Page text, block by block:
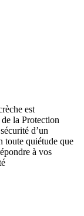
est
la Protection
d’un
toute quiétude que
à vos